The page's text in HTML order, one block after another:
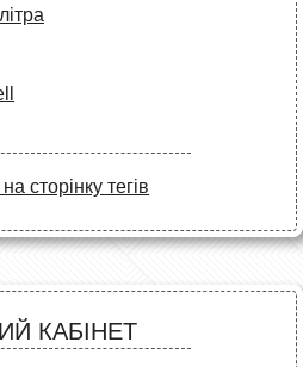
сторінку тегів
КАБІНЕТ